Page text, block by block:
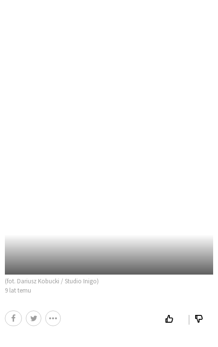
(fot. Dariusz Kobucki / Studio Inigo)
9 lat temu